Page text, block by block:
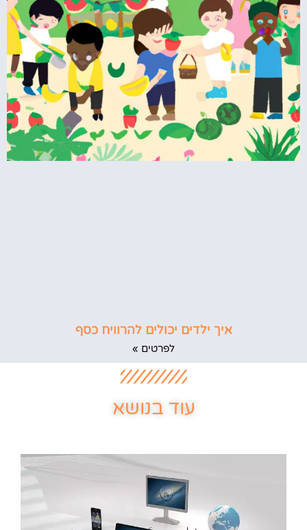
איך ילדים יכולים להרוויח כסף
לפרטים »
עוד בנושא